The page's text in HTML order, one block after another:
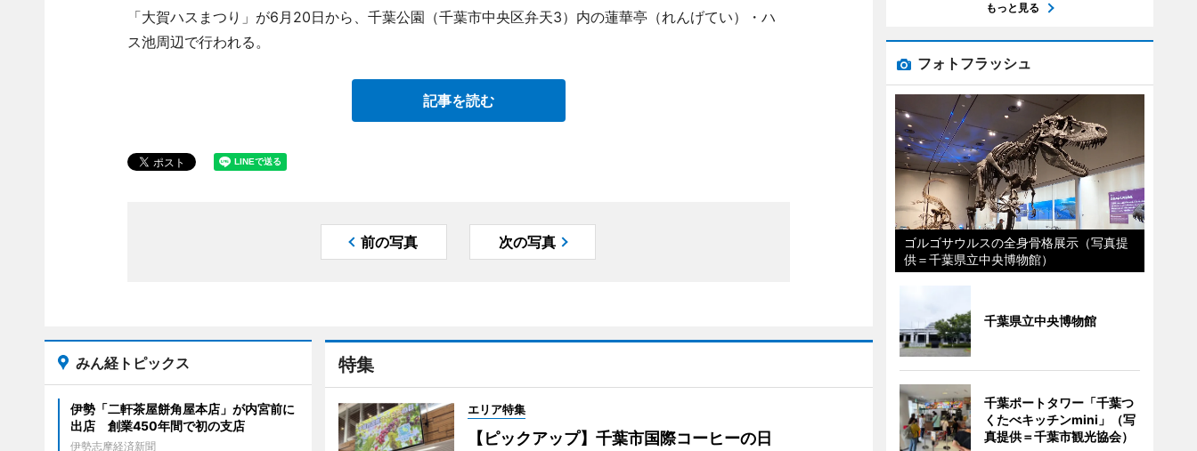
「大賀ハスまつり」が6月20日から、千葉公園（千葉市中央区弁天3）内の蓮華亭（れんげてい）・ハ
ス池周辺で行われる。
記事を読む
前の写真 次の写真
特集
エリア特集
【ピックアップ】千葉市国際コーヒーの日
みん経トピックス
伊勢「二軒茶屋餅角屋本店」が内宮前に
出店 創業450年間で初の支店
伊勢志摩経済新聞
もっと見る
フォトフラッシュ
ゴルゴサウルスの全身骨格展示（写真提
供＝千葉県立中央博物館）
千葉県立中央博物館
千葉ポートタワー「千葉つ
くたべキッチンmini」（写
真提供＝千葉市観光協会）